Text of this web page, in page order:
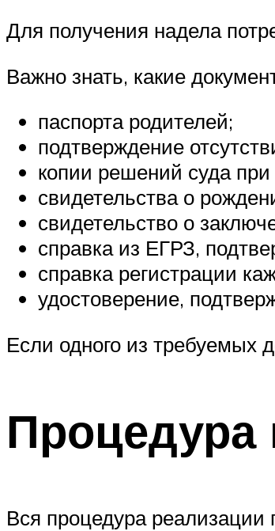
Для получения надела
Важно знать, какие
паспорта родителей;
подтверждение
копии решений суда
свидетельства о
свидетельство о
справка из ЕГРЗ,
справка регистрации
удостоверение,
Если одного из требуемых
Процедура
Вся процедура реализации